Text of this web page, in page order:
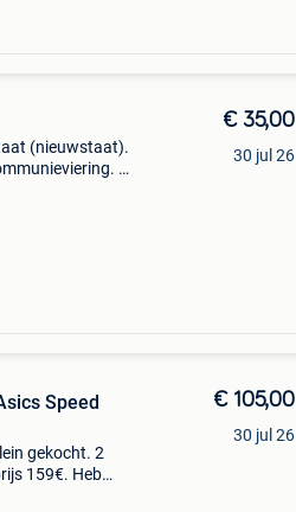
(nieuwstaat).
Te
€ 35,00
30 jul 26
Speed
gekocht. 2
159€. Heb
€ 105,00
30 jul 26